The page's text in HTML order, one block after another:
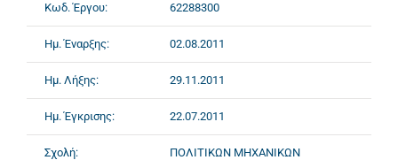
Κωδ. Έργου: 62288300
Ημ. Έναρξης: 02.08.2011
Ημ. Λήξης: 29.11.2011
Ημ. Έγκρισης: 22.07.2011
Σχολή: ΠΟΛΙΤΙΚΩΝ ΜΗΧΑΝΙΚΩΝ